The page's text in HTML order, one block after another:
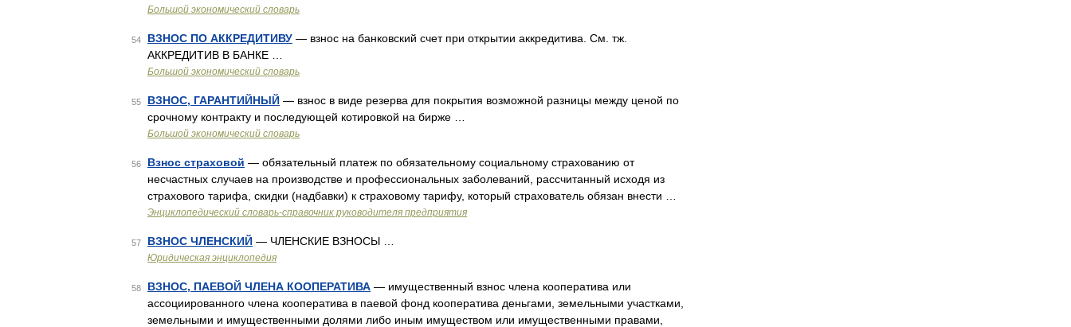
Большой экономический словарь
54 ВЗНОС ПО АККРЕДИТИВУ — взнос на банковский счет при открытии аккредитива. См. тж.
АККРЕДИТИВ В БАНКЕ …
Большой экономический словарь
55 ВЗНОС, ГАРАНТИЙНЫЙ — взнос в виде резерва для покрытия возможной разницы между ценой по
срочному контракту и последующей котировкой на бирже …
Большой экономический словарь
56 Взнос страховой — обязательный платеж по обязательному социальному страхованию от
несчастных случаев на производстве и профессиональных заболеваний, рассчитанный исходя из
страхового тарифа, скидки (надбавки) к страховому тарифу, который страхователь обязан внести …
Энциклопедический словарь-справочник руководителя предприятия
57 ВЗНОС ЧЛЕНСКИЙ — ЧЛЕНСКИЕ ВЗНОСЫ …
Юридическая энциклопедия
58 ВЗНОС, ПАЕВОЙ ЧЛЕНА КООПЕРАТИВА — имущественный взнос члена кооператива или
ассоциированного члена кооператива в паевой фонд кооператива деньгами, земельными участками,
земельными и имущественными долями либо иным имуществом или имущественными правами,